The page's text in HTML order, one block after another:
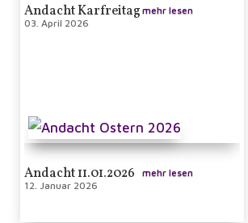
Andacht Karfreitag
03. April 2026
mehr lesen
Andacht 11.01.2026
12. Januar 2026
mehr lesen